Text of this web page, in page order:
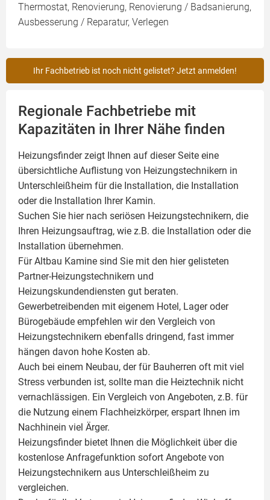
Thermostat, Renovierung, Renovierung / Badsanierung,
Ausbesserung / Reparatur, Verlegen
Ihr Fachbetrieb ist noch nicht gelistet? Jetzt anmelden!
Regionale Fachbetriebe mit
Kapazitäten in Ihrer Nähe finden
Heizungsfinder zeigt Ihnen auf dieser Seite eine
übersichtliche Auflistung von Heizungstechnikern in
Unterschleißheim für die Installation, die Installation
oder die Installation Ihrer Kamin.
Suchen Sie hier nach seriösen Heizungstechnikern, die
Ihren Heizungsauftrag, wie z.B. die Installation oder die
Installation übernehmen.
Für Altbau Kamine sind Sie mit den hier gelisteten
Partner-Heizungstechnikern und
Heizungskundendiensten gut beraten.
Gewerbetreibenden mit eigenem Hotel, Lager oder
Bürogebäude empfehlen wir den Vergleich von
Heizungstechnikern ebenfalls dringend, fast immer
hängen davon hohe Kosten ab.
Auch bei einem Neubau, der für Bauherren oft mit viel
Stress verbunden ist, sollte man die Heiztechnik nicht
vernachlässigen. Ein Vergleich von Angeboten, z.B. für
die Nutzung einem Flachheizkörper, erspart Ihnen im
Nachhinein viel Ärger.
Heizungsfinder bietet Ihnen die Möglichkeit über die
kostenlose Anfragefunktion sofort Angebote von
Heizungstechnikern aus Unterschleißheim zu
vergleichen.